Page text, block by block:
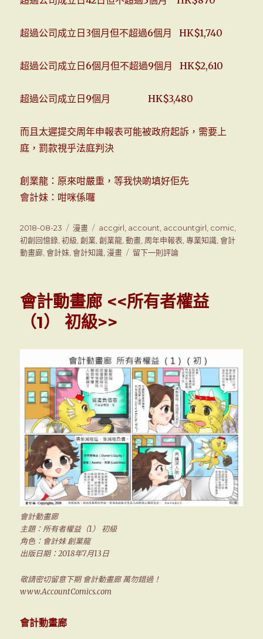
超過公司成立日3個月但不超過6個月 HK$1,740
超過公司成立日6個月但不超過9個月 HK$2,610
超過公司成立日9個月 HK$3,480
而且太遲提交周年申報表可能被政府起訴，需要上
庭，罰款視乎法庭判決
創業龍：原來咁嚴重，等我快啲填好佢先
會計妹：咁咪係囉
發
表
於
2018-08-23
分
類
漫畫
標
籤
accgirl account accountgirl comic
初創回憶錄 ,初級 ,創業 ,創業龍 ,動畫 周年申報表 ,專業知識 ,會計
動畫廊 ,會計妹 ,會計知識 ,漫畫 留下一則評論
畫
回
憶
錄」
<<
年
申
報
表
（2）
初
級
>>
會計動畫廊 <<所有者權益
（1） 初級>>
會計動畫廊
主題：所有者權益（1） 初級
角色：會計妹 創業龍
出版日期：2018年7月13日
敬請密切留意下期 會計動畫廊 萬勿錯過！
www.AccountComics.com
會計動畫廊